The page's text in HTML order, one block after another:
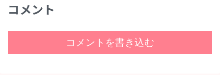
コメント
コメントを書き込む